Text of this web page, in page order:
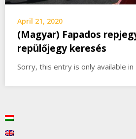
April 21, 2020
(Magyar) Fapados
repülőjegy keresés
Sorry, this entry is only available in